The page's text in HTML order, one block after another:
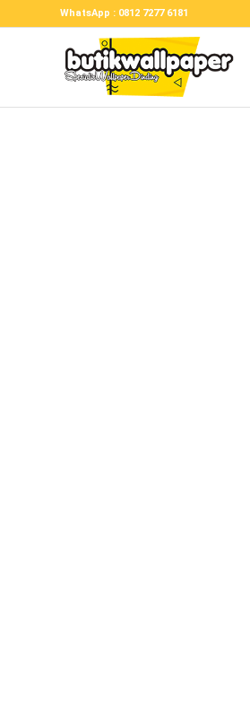
WhatsApp : 0812 7277 6181